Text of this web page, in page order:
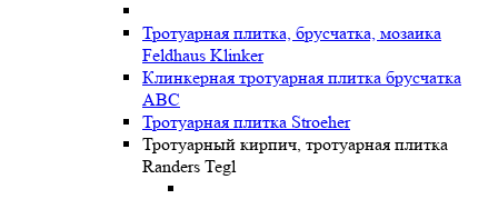
Тротуарная плитка, брусчатка, мозаика
Feldhaus Klinker
Клинкерная тротуарная плитка брусчатка
ABC
Тротуарная плитка Stroeher
Тротуарный кирпич, тротуарная плитка
Randers Tegl